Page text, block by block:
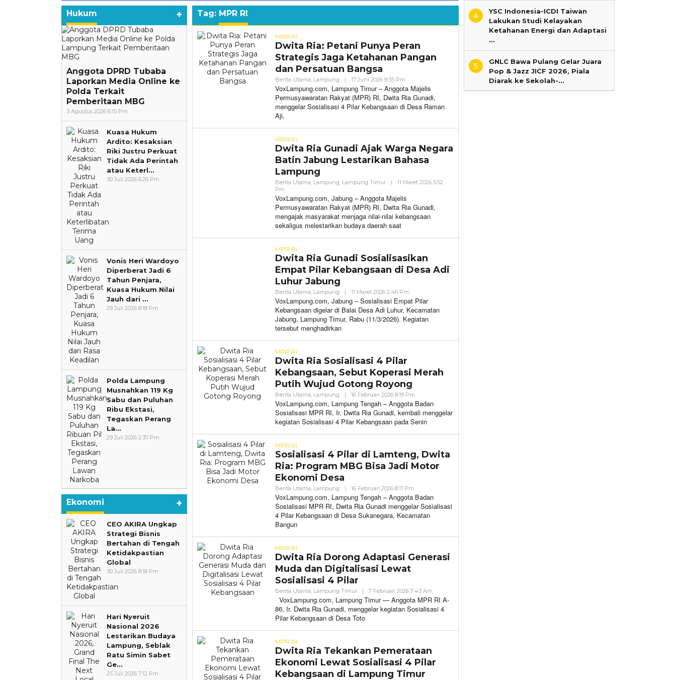
Hukum +
Anggota DPRD Tubaba
Laporkan Media Online ke
Polda Terkait
Pemberitaan MBG
3 Agustus 2026 6:15 Pm
Kuasa Hukum
Ardito: Kesaksian
Riki Justru Perkuat
Tidak Ada Perintah
atau Keterl…
30 Juli 2026 6:26 Pm
Vonis Heri Wardoyo
Diperberat Jadi 6
Tahun Penjara,
Kuasa Hukum Nilai
Jauh dari …
29 Juli 2026 8:18 Pm
Polda Lampung
Musnahkan 119 Kg
Sabu dan Puluhan
Ribu Ekstasi,
Tegaskan Perang
La…
29 Juli 2026 2:37 Pm
Ekonomi +
CEO AKIRA Ungkap
Strategi Bisnis
Bertahan di Tengah
Ketidakpastian
Global
30 Juli 2026 8:18 Pm
Hari Nyeruit
Nasional 2026
Lestarikan Budaya
Lampung, Seblak
Ratu Simin Sabet
Ge…
25 Juli 2026 7:12 Pm
Tag: MPR RI
MPR RI
Dwita Ria: Petani Punya Peran
Strategis Jaga Ketahanan Pangan
dan Persatuan Bangsa
Berita Utama Lampung | 17 Juni 2026 9:35 Pm
VoxLampung
VoxLampung.com, Lampung Timur – Anggota Majelis
Permusyawaratan Rakyat (MPR) RI, Dwita Ria Gunadi,
menggelar Sosialisasi 4 Pilar Kebangsaan di Desa Raman
Aji,
MPR RI
Dwita Ria Gunadi Ajak Warga Negara
Batin Jabung Lestarikan Bahasa
Lampung
Berita Utama Lampung Lampung Timur |
11 Maret 2026 5:52
Pm
VoxLampung
VoxLampung.com, Jabung – Anggota Majelis
Permusyawaratan Rakyat (MPR) RI, Dwita Ria Gunadi,
mengajak masyarakat menjaga nilai-nilai kebangsaan
sekaligus melestarikan budaya daerah saat
MPR RI
Dwita Ria Gunadi Sosialisasikan
Empat Pilar Kebangsaan di Desa Adi
Luhur Jabung
Berita Utama Lampung | 11 Maret 2026 2:46 Pm
VoxLampung
VoxLampung.com, Jabung – Sosialisasi Empat Pilar
Kebangsaan digelar di Balai Desa Adi Luhur, Kecamatan
Jabung, Lampung Timur, Rabu (11/3/2026). Kegiatan
tersebut menghadirkan
MPR RI
Dwita Ria Sosialisasi 4 Pilar
Kebangsaan, Sebut Koperasi Merah
Putih Wujud Gotong Royong
Berita Utama Lampung | 16 Februari 2026 8:19 Pm
VoxLampung
VoxLampung.com, Lampung Tengah – Anggota Badan
Sosialisasi MPR RI, Ir. Dwita Ria Gunadi, kembali menggelar
kegiatan Sosialisasi 4 Pilar Kebangsaan pada Senin
MPR RI
Sosialisasi 4 Pilar di Lamteng, Dwita
Ria: Program MBG Bisa Jadi Motor
Ekonomi Desa
Berita Utama Lampung | 16 Februari 2026 8:11 Pm
VoxLampung
VoxLampung.com, Lampung Tengah – Anggota Badan
Sosialisasi MPR RI, Dwita Ria Gunadi menggelar Sosialisasi
4 Pilar Kebangsaan di Desa Sukanegara, Kecamatan
Bangun
MPR RI
Dwita Ria Dorong Adaptasi Generasi
Muda dan Digitalisasi Lewat
Sosialisasi 4 Pilar
Berita Utama Lampung Timur | 7 Februari 2026 7:43 Am
VoxLampung
VoxLampung.com, Lampung Timur — Anggota MPR RI A-
86, Ir. Dwita Ria Gunadi, menggelar kegiatan Sosialisasi 4
Pilar Kebangsaan di Desa Toto
MPR RI
Dwita Ria Tekankan Pemerataan
Ekonomi Lewat Sosialisasi 4 Pilar
Kebangsaan di Lampung Timur
4
YSC Indonesia-ICDI Taiwan
Lakukan Studi Kelayakan
Ketahanan Energi dan Adaptasi
…
5
GNLC Bawa Pulang Gelar Juara
Pop & Jazz JICF 2026, Piala
Diarak ke Sekolah-…